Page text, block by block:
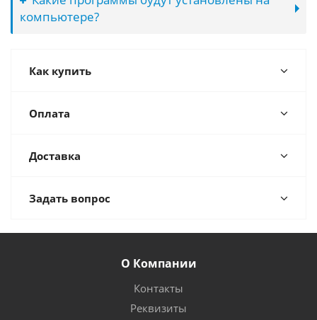
компьютере?
Как купить
Оплата
Доставка
Задать вопрос
О Компании
Контакты
Реквизиты